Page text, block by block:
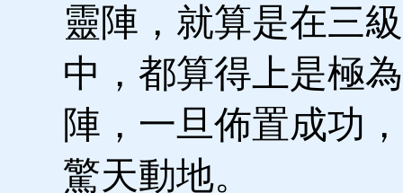
靈陣，就算是在三
中，都算得上是極
陣，一旦佈置成功
驚天動地。